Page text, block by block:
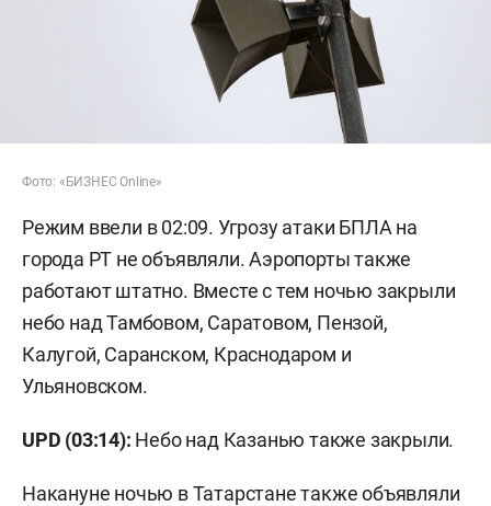
Фото: «БИЗНЕС Online»
Режим ввели в 02:09. Угрозу атаки БПЛА на
города РТ не объявляли. Аэропорты также
работают штатно. Вместе с тем ночью закрыли
небо над Тамбовом, Саратовом, Пензой,
Калугой, Саранском, Краснодаром и
Ульяновском.
UPD (03:14): Небо над Казанью также закрыли.
Накануне ночью в Татарстане также объявляли